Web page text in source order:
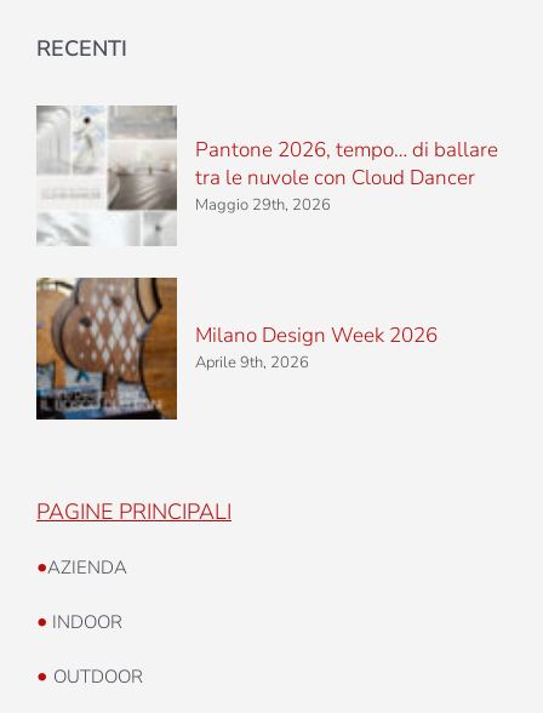
RECENTI
Pantone 2026, tempo… di ballare
tra le nuvole con Cloud Dancer
Maggio 29th, 2026
Milano Design Week 2026
Aprile 9th, 2026
PAGINE PRINCIPALI
•AZIENDA
• INDOOR
• OUTDOOR